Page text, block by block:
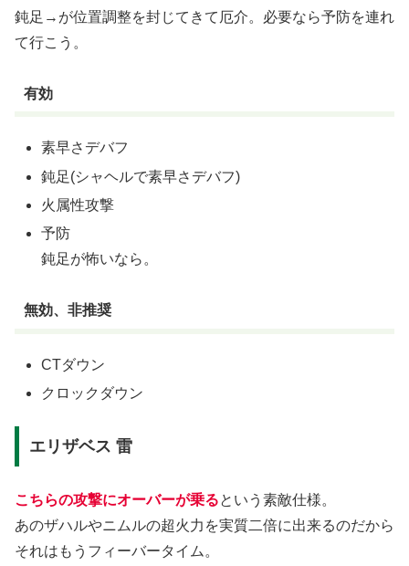
鈍足→が位置調整を封じてきて厄介。必要なら予防を連れ
て行こう。
有効
素早さデバフ
鈍足(シャヘルで素早さデバフ)
火属性攻撃
予防
鈍足が怖いなら。
無効、非推奨
CTダウン
クロックダウン
エリザベス 雷
こちらの攻撃にオーバーが乗るという素敵仕様。
あのザハルやニムルの超火力を実質二倍に出来るのだから
それはもうフィーバータイム。